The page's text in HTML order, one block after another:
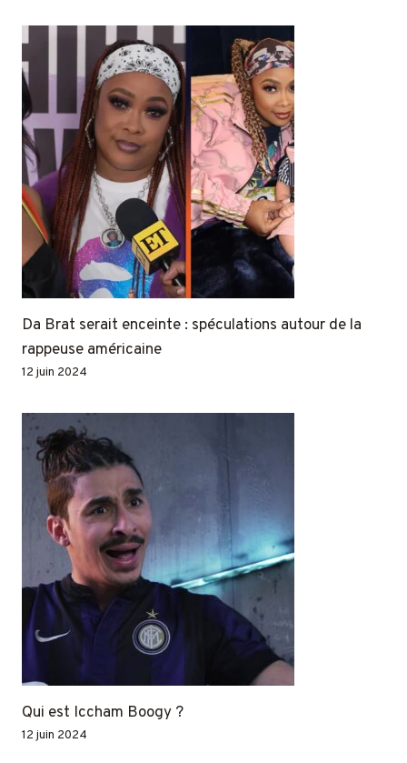
Da Brat serait enceinte : spéculations autour de la
rappeuse américaine
12 juin 2024
Qui est Iccham Boogy ?
12 juin 2024